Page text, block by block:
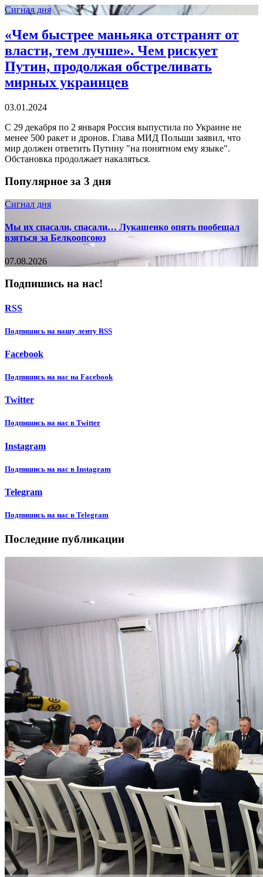
Сигнал дня
«Чем быстрее маньяка отстранят от
власти, тем лучше». Чем рискует
Путин, продолжая обстреливать
мирных украинцев
03.01.2024
С 29 декабря по 2 января Россия выпустила по Украине не
менее 500 ракет и дронов. Глава МИД Польши заявил, что
мир должен ответить Путину "на понятном ему языке".
Обстановка продолжает накаляться.
Популярное за 3 дня
Сигнал дня
Мы их спасали, спасали… Лукашенко опять пообещал
взяться за Белкоопсоюз
07.08.2026
Подпишись на нас!
RSS
Подпишиcь на нашу ленту RSS
Facebook
Подпишиcь на нас на Facebook
Twitter
Подпишиcь на нас в Twitter
Instagram
Подпишиcь на нас в Instagram
Telegram
Подпишиcь на нас в Telegram
Последние публикации